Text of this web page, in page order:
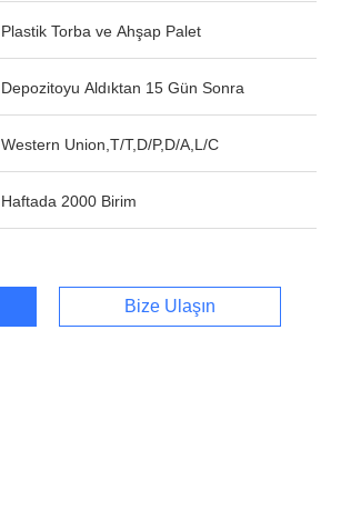
Plastik Torba ve Ahşap Palet
Depozitoyu Aldıktan 15 Gün Sonra
Western Union,T/T,D/P,D/A,L/C
Haftada 2000 Birim
Bize Ulaşın